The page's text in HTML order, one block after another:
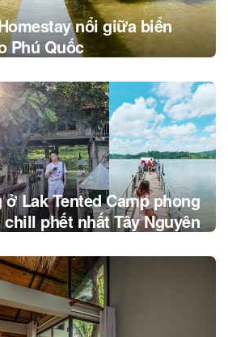
nổi giữa biển
Phú Quốc
Lak Tented Camp phong
phết nhất Tây Nguyên